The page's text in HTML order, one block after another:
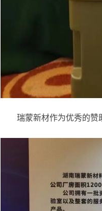
瑞蒙新材作为优秀的赞